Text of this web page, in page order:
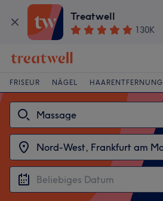
Treatwell
130K
FRISEUR NÄGEL HAARENTFERNUNG